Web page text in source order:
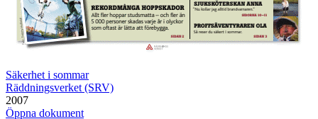
Säkerhet i sommar
Räddningsverket (SRV)
2007
Öppna dokument